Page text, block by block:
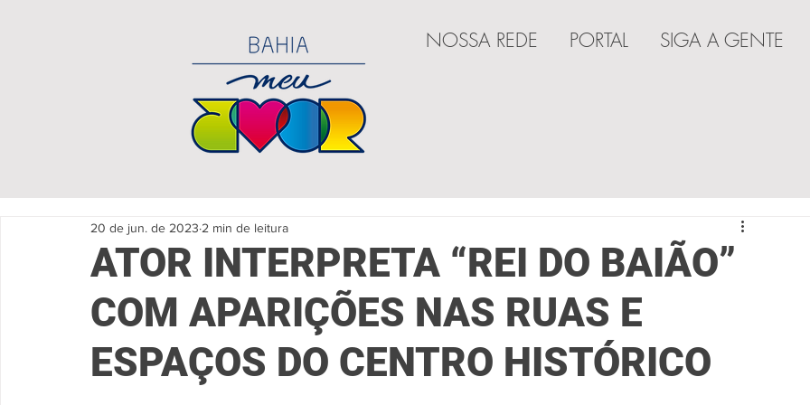
NOSSA REDE PORTAL SIGA A GENTE
ATOR INTERPRETA “REI DO BAIÃO”
COM APARIÇÕES NAS RUAS E
ESPAÇOS DO CENTRO HISTÓRICO
20 de jun. de 2023 2 min de leitura